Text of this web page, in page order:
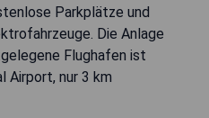
Parkplätze und
Die Anlage
Flughafen ist
Airport, nur 3 km